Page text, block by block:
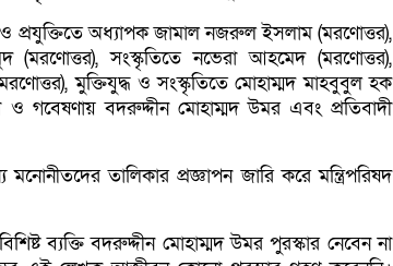
ও প্রযুক্তিতে অধ্যাপক জামাল নজরুল ইসলাম (মরণোত্তর),
সংস্কৃতিতে নভেরা আহমেদ (মরণোত্তর),
মুক্তিযুদ্ধ ও সংস্কৃতিতে মোহাম্মদ মাহবুবুল হক
গবেষণায় বদরুদ্দীন মোহাম্মদ উমর এবং প্রতিবাদী
মনোনীতদের তালিকার প্রজ্ঞাপন জারি করে মন্ত্রিপরিষদ
ব্যক্তি বদরুদ্দীন মোহাম্মদ উমর পুরস্কার নেবেন না